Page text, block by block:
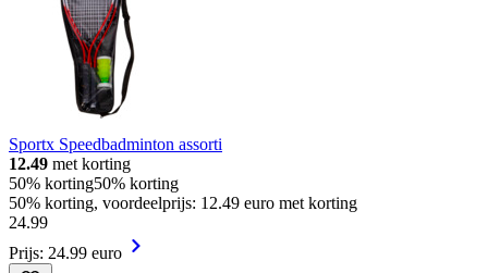
Sportx Speedbadminton assorti
12.49 met korting
50% korting50% korting
50% korting, voordeelprijs: 12.49 euro met korting
24.99
Prijs: 24.99 euro